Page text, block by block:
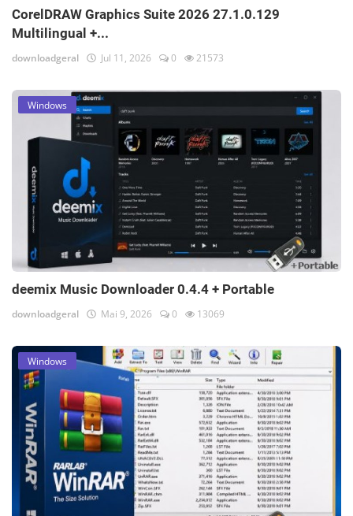
CorelDRAW Graphics Suite 2026 27.1.0.129
Multilingual +...
downloadgeral Jul 11, 2026 0 21573
Windows
deemix Music Downloader 0.4.4 + Portable
downloadgeral Mai 9, 2026 0 13069
Windows